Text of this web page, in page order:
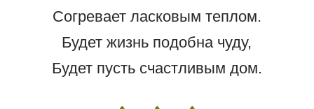
Согревает ласковым теплом.
Будет жизнь подобна чуду,
Будет пусть счастливым дом.